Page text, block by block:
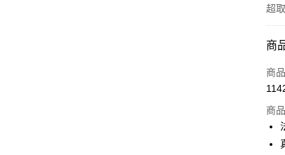
超
付
信
街
悠
商
商
商